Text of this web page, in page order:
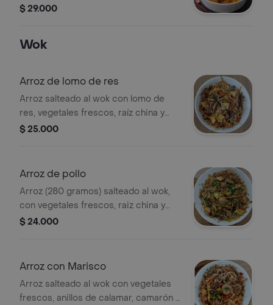
zanahoria, edamame, lechuga y piel
$ 29.000
Wok
Arroz de lomo de res
Arroz salteado al wok con lomo de
res, vegetales frescos, raíz china y
tortilla de huevo.
$ 25.000
Arroz de pollo
Arroz (280 gramos) salteado al wok,
con vegetales frescos, raiz china y
tortilla de huevo ( 200 gramos) de
$ 24.000
Arroz con Marisco
Arroz salteado al wok con vegetales
frescos, anillos de calamar, camarón y